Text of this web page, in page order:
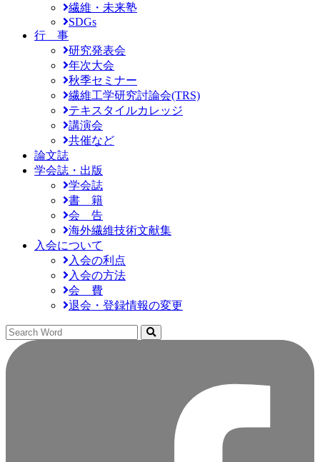
繊維・未来塾
SDGs
行 事
研究発表会
年次大会
秋季セミナー
繊維工学研究討論会(TRS)
テキスタイルカレッジ
講演会
共催など
論文誌
学会誌・出版
学会誌
書 籍
会 告
海外繊維技術文献集
入会について
入会の利点
入会の方法
会 費
退会・登録情報の変更